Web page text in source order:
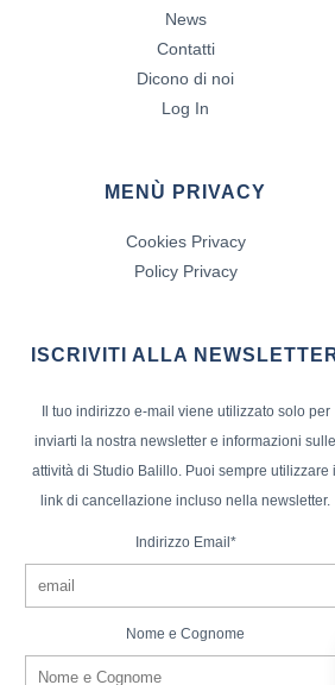
News
Contatti
Dicono di noi
Log In
MENÙ PRIVACY
Cookies Privacy
Policy Privacy
ISCRIVITI ALLA
Il tuo indirizzo e-mail viene utilizzato solo per
inviarti la nostra newsletter e informazioni sulle
attività di Studio Balillo. Puoi sempre utilizzare
link di cancellazione incluso nella newsletter.
Indirizzo Email*
Nome e Cognome